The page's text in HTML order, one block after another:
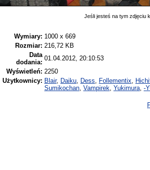
Jeśli jesteś na tym zdjęciu
Wymiary: 1000 x 669
Rozmiar: 216,72 KB
Data
dodania:
01.04.2012, 20:10:53
Wyświetleń: 2250
Użytkownicy: Blair, Daiku Dess Follementix
Sumikochan Vampirek Yukimura -